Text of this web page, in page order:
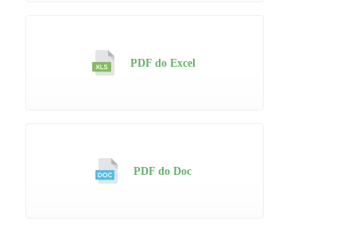
PDF do Excel
PDF do Doc